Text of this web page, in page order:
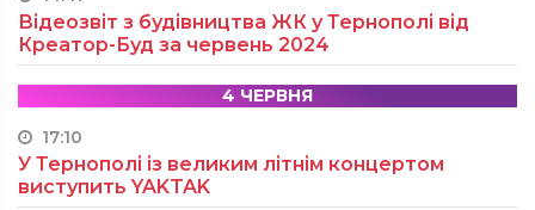
Відеозвіт з будівництва ЖК у Тернополі від
Креатор-Буд за червень 2024
4 ЧЕРВНЯ
17:10
У Тернополі із великим літнім концертом
виступить YAKTAK